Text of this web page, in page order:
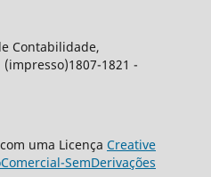
Contabilidade,
1821 -
uma Licença Creative
SemDerivações